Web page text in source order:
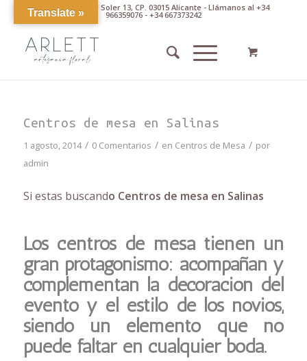
Av. Pintor Xavier Soler 13, CP. 03015 Alicante - Llámanos al +34
966359076 - +34 667373242
Centros de mesa en Salinas
1 agosto, 2014 / 0 Comentarios / en Centros de Mesa / por
admin
Si estas buscando Centros de mesa en Salinas
Los centros de mesa tienen un
gran protagonismo: acompañan y
complementan la decoración del
evento y el estilo de los novios,
siendo un elemento que no
puede faltar en cualquier boda.
Translate »